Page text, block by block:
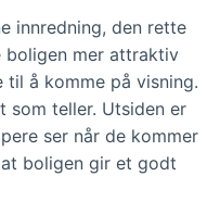
innredning, den rette
boligen mer attraktiv
å komme på visning.
som teller. Utsiden er
ser når de kommer
boligen gir et godt